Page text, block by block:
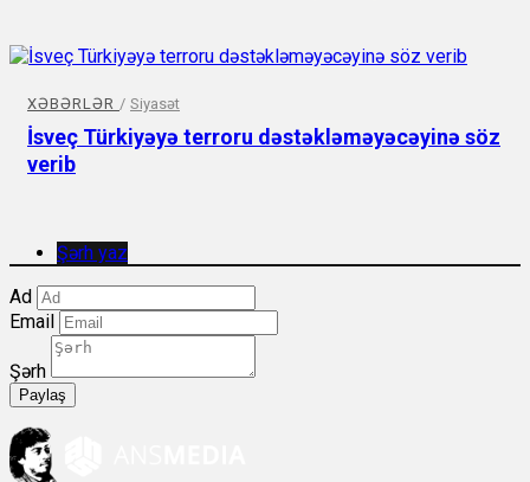
XƏBƏRLƏR / Siyasət
İsveç Türkiyəyə terroru dəstəkləməyəcəyinə söz
verib
Şərh yaz
Ad
Email
Şərh
Paylaş